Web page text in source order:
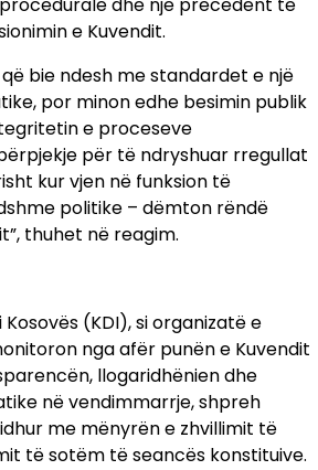
dhe një precedent të
e Kuvendit.
bie ndesh me standardet e një
por minon edhe besimin publik
e proceseve
për të ndryshuar rregullat
kur vjen në funksion të
politike – dëmton rëndë
thuhet në reagim.
(KDI), si organizatë e
nga afër punën e Kuvendit
llogaridhënien dhe
në vendimmarrje, shpreh
me mënyrën e zhvillimit të
të sotëm të seancës konstituive.